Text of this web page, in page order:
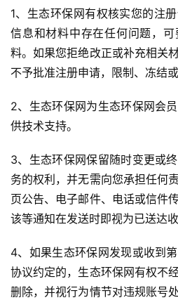
1、生态环保网有权核实您的注
信息和材料中存在任何问题，
料。如果您拒绝改正或补充相关
不予批准注册申请，限制、冻结
2、生态环保网为生态环保网会
供技术支持。
3、生态环保网保留随时变更或
务的权利，并无需向您承担任何
页公告、电子邮件、电话或信件
该等通知在发送时即视为已送达收
4、如果生态环保网发现或收到
协议约定的，生态环保网有权不
删除，并视行为情节对违规账号